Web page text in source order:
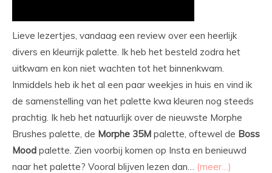
Lieve lezertjes, vandaag een review over een heerlijk
divers en kleurrijk palette. Ik heb het besteld zodra het
uitkwam en kon niet wachten tot het binnenkwam.
Inmiddels heb ik het al een paar weekjes in huis en vind ik
de samenstelling van het palette kwa kleuren nog steeds
prachtig. Ik heb het natuurlijk over de nieuwste Morphe
Brushes palette, de Morphe 35M palette, oftewel de Boss
Mood palette. Zien voorbij komen op Insta en benieuwd
naar het palette? Vooral blijven lezen dan… (meer…)